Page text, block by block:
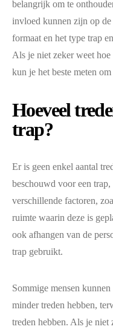
belangrijk om te
invloed kunnen zijn op de
formaat en het type trap
Als je niet zeker weet
kun je het beste meten
Hoeveel
trap?
Er is geen enkel aantal
beschouwd voor een
verschillende factoren,
ruimte waarin deze is
ook afhangen van de
trap gebruikt.
Sommige mensen
minder treden hebben,
treden hebben. Als je niet